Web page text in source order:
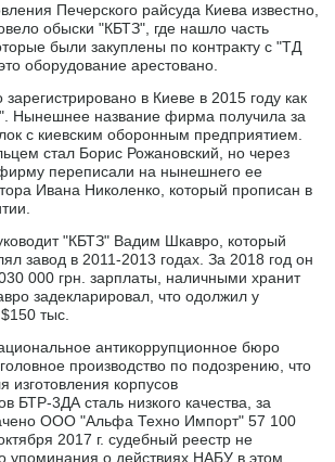
Печерского райсуда Киева известно,
обыски "КБТЗ", где нашло часть
были закуплены по контракту с "ТД
оборудование арестовано.
в Киеве в 2015 году как
Нынешнее название фирма получила за
с киевским оборонным предприятием.
стал Борис Рожановский, но через
переписали на нынешнего ее
Ивана Николенко, который прописан в
"КБТЗ" Вадим Шкавро, который
завод в 2011-2013 годах. За 2018 год он
000 грн. зарплаты, наличными хранит
задекларировал, что одолжил у
тыс.
антикоррупционное бюро
производство по подозрению, что
изготовления корпусов
БТР-3ДА сталь низкого качества, за
ООО "Альфа Техно Импорт" 57 100
2017 г. судебный реестр не
упоминания о действиях НАБУ в этом